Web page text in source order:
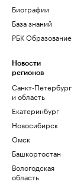
Биографии
База знаний
РБК Образование
Новости
регионов
Санкт-Петербург
и область
Екатеринбург
Новосибирск
Омск
Башкортостан
Вологодская
область